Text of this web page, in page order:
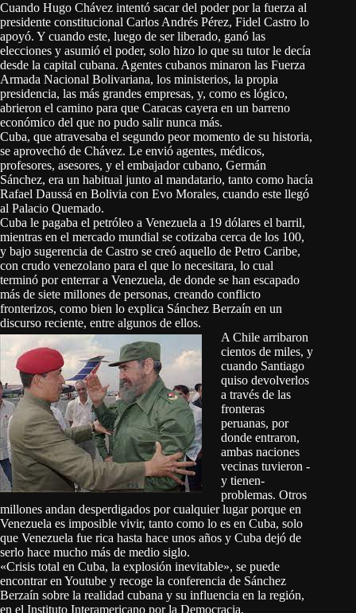
Cuando Hugo Chávez intentó sacar del poder por la fuerza al
presidente constitucional Carlos Andrés Pérez, Fidel Castro lo
apoyó. Y cuando este, luego de ser liberado, ganó las
elecciones y asumió el poder, solo hizo lo que su tutor le decía
desde la capital cubana. Agentes cubanos minaron las Fuerza
Armada Nacional Bolivariana, los ministerios, la propia
presidencia, las más grandes empresas, y, como es lógico,
abrieron el camino para que Caracas cayera en un barreno
económico del que no pudo salir nunca más.
Cuba, que atravesaba el segundo peor momento de su historia,
se aprovechó de Chávez. Le envió agentes, médicos,
profesores, asesores, y el embajador cubano, Germán
Sánchez, era un habitual junto al mandatario, tanto como hacía
Rafael Daussá en Bolivia con Evo Morales, cuando este llegó
al Palacio Quemado.
Cuba le pagaba el petróleo a Venezuela a 19 dólares el barril,
mientras en el mercado mundial se cotizaba cerca de los 100,
y bajo sugerencia de Castro se creó aquello de Petro Caribe,
con crudo venezolano para el que lo necesitara, lo cual
terminó por enterrar a Venezuela, de donde se han escapado
más de siete millones de personas, creando conflicto
fronterizos, como bien lo explica Sánchez Berzaín en un
discurso reciente, entre algunos de ellos.
A Chile arribaron
cientos de miles, y
cuando Santiago
quiso devolverlos
a través de las
fronteras
peruanas, por
donde entraron,
ambas naciones
vecinas tuvieron -
y tienen-
problemas. Otros
millones andan desperdigados por cualquier lugar porque en
Venezuela es imposible vivir, tanto como lo es en Cuba, solo
que Venezuela fue rica hasta hace unos años y Cuba dejó de
serlo hace mucho más de medio siglo.
«Crisis total en Cuba, la explosión inevitable», se puede
encontrar en Youtube y recoge la conferencia de Sánchez
Berzaín sobre la realidad cubana y su influencia en la región,
en el Instituto Interamericano por la Democracia.